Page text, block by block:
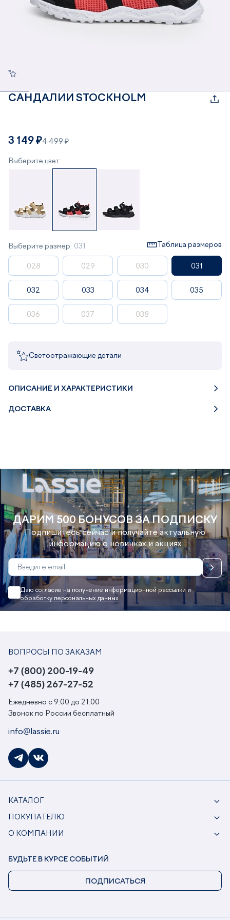
САНДАЛИИ STOCKHOLM
3 149 ₽4 499 ₽
Выберите цвет:
Выберите размер: 031 Таблица размеров
028 029 030 031
032 033 034 035
036 037 038
Светоотражающие детали
ОПИСАНИЕ И ХАРАКТЕРИСТИКИ
ДОСТАВКА
ДАРИМ 500 БОНУСОВ ЗА ПОДПИСКУ
Подпишитесь сейчас и получайте актуальную
информацию о новинках и акциях
Даю согласие на получение информационной рассылки и
обработку персональных данных
ВОПРОСЫ ПО ЗАКАЗАМ
+7 (800) 200-19-49
+7 (485) 267-27-52
Ежедневно с 9:00 до 21:00
Звонок по России бесплатный
info@lassie.ru
КАТАЛОГ
ПОКУПАТЕЛЮ
О КОМПАНИИ
БУДЬТЕ В КУРСЕ СОБЫТИЙ
ПОДПИСАТЬСЯ